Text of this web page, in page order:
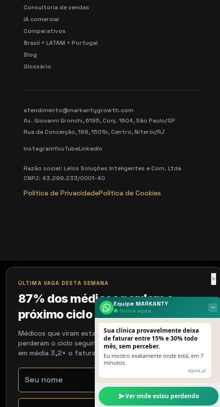
Consultoria de vendas
IA comercial
Comparativos
Brasil + LATAM + Portugal
Blog
Glossário
atendimento@markantygrowth.com
Av. Giovanni Gronchi, 6195, Conj. 1604, São Paulo/SP
Rua da Conceição, 188, 1501b, Centro, Niterói/RJ
InstagramYouTubeLinkedIn
Razão social: Lelos Soluções Inteligentes e Com. Ltda
CNPJ: 43.299.233/0001-40
Política de PrivacidadePolítica de Cookies
×
ÚLTIMA VAGA DESTA SEMANA
87% dos médicos perdem o
próximo ciclo de 90 dias
Médicos que viram esta página e não agendaram
perderam o ciclo seguinte. Os que agendaram recuperaram
em média 3,2× o faturamento em 90 dias.
Equipe MARKANTY
● Online agora ‒
Sua clínica provavelmente deixa
de faturar entre 15% e 30% todo
mês, sem perceber.
Eu mostro exatamente onde está, em 7
minutos.
agora
Ver onde estou perdendo